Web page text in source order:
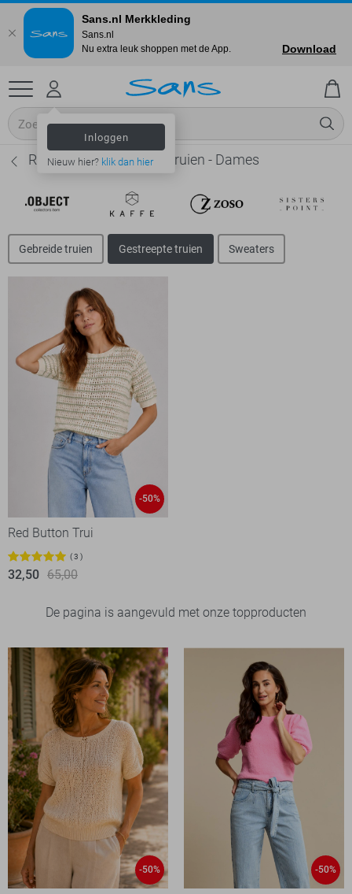
Inloggen
Nieuw hier? klik dan hier
Red Button Gestreepte truien - Dames
Gebreide truien Gestreepte truien Sweaters
-50%
Red Button Trui
3
32,50 65,00
De pagina is aangevuld met onze topproducten
-50% -50%
Sans.nl Merkkleding
Sans.nl
Nu extra leuk shoppen met de App.
Download